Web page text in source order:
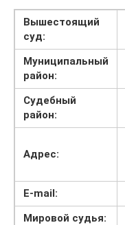
Вышестоящий
суд:
Муниципальный
район:
Судебный
район:
Адрес:
E-mail:
Мировой судья: